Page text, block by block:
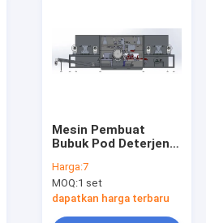
Mesin Pembuat
Bubuk Pod Deterjen
PVA
Harga:7
MOQ:1 set
dapatkan harga terbaru